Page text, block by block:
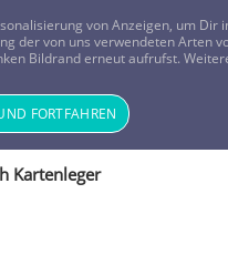
Tageskarte Magazin
Kartenleger
von Anzeigen, um
der von uns verwendeten Arten
Bildrand erneut aufrufst.
FORTFAHREN